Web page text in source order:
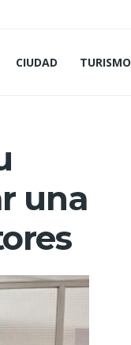
CIUDAD TURISMO
una